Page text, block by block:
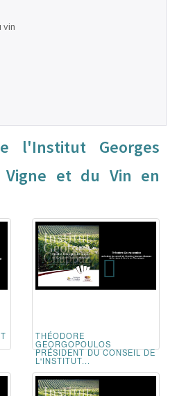
vin
l'Institut Georges
Vigne et du Vin en
THÉODORE
GEORGOPOULOS
PRÉSIDENT DU CONSEIL DE
L'INSTITUT...